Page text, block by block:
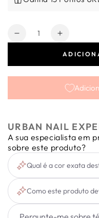
Quantidade
Diminuir
Transparent
45g
Aumentar
Powder
45g
URBAN NAIL
A sua especialista em
sobre este produto?
Qual é a cor exata
Como este produto